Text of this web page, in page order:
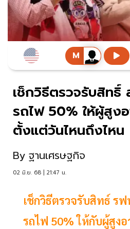
เช็กวิธีตรวจรับสิทธิ์
รถไฟ 50% ให้ผู้สูง
ตั้งแต่วันไหนถึงไหน
By ฐานเศรษฐกิจ
02 มิ.ย. 68 | 21:47 น.
เช็กวิธีตรวจรับสิทธ์ ร
รถไฟ 50% ให้กับผู้สูง